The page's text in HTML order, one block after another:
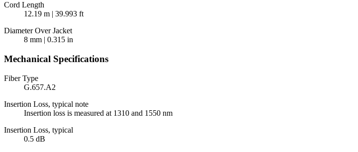
Cord Length
12.19 m | 39.993 ft
Diameter Over Jacket
8 mm | 0.315 in
Mechanical Specifications
Fiber Type
G.657.A2
Insertion Loss, typical note
Insertion loss is measured at 1310 and 1550 nm
Insertion Loss, typical
0.5 dB